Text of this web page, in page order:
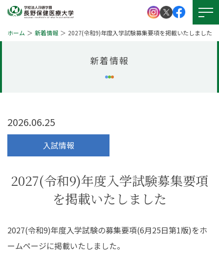
資料請求
図書館
キャンパスライフ
就職・資格
学生支援
本学の
在学生の皆さんへ 卒業生の皆さんへ
ホーム 新着情報 2027(令和9)年度入学試験募集要項を掲載いたしました
新着情報
2026.06.25
入試情報
2027(令和9)年度入学試験募集要項
を掲載いたしました
2027(令和9)年度入学試験の募集要項(6月25日第1版)をホ
ームページに掲載いたしました。